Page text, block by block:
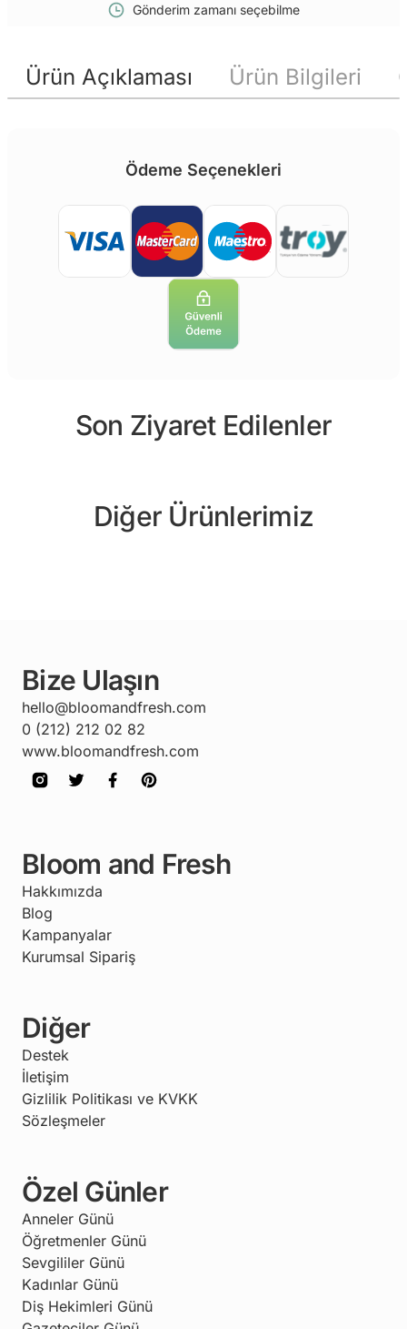
Gönderim zamanı seçebilme
Ürün Açıklaması Ürün Bilgileri
Ödeme Seçenekleri
Son Ziyaret Edilenler
Diğer Ürünlerimiz
Bize Ulaşın
hello@bloomandfresh.com
0 (212) 212 02 82
www.bloomandfresh.com
Bloom and Fresh
Hakkımızda
Blog
Kampanyalar
Kurumsal Sipariş
Diğer
Destek
İletişim
Gizlilik Politikası ve KVKK
Sözleşmeler
Özel Günler
Anneler Günü
Öğretmenler Günü
Sevgililer Günü
Kadınlar Günü
Diş Hekimleri Günü